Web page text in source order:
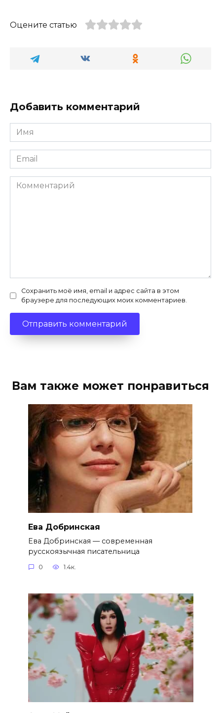
Оцените статью
Добавить комментарий
Имя
*
Email
*
Комментарий
Сохранить моё имя, email и адрес сайта в этом
браузере для последующих моих комментариев.
Вам также может понравиться
Ева Добринская
Ева Добринская — современная
русскоязычная писательница
0 1.4к.